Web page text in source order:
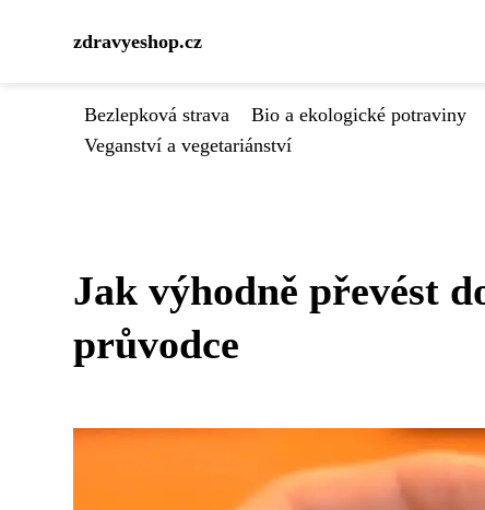
zdravyeshop.cz
Bezlepková strava Bio a ekologické potraviny
Veganství a vegetariánství
Jak výhodně převést
průvodce